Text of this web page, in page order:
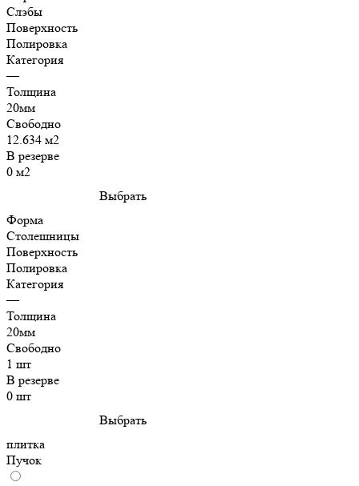
Слэбы
Поверхность
Полировка
Категория
—
Толщина
20мм
Свободно
12.634 м2
В резерве
0 м2
Выбрать
Форма
Столешницы
Поверхность
Полировка
Категория
—
Толщина
20мм
Свободно
1 шт
В резерве
0 шт
Выбрать
плитка
Пучок